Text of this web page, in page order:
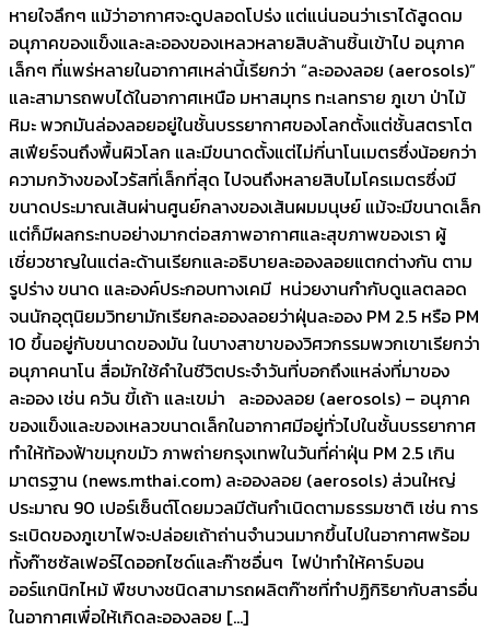
หายใจลึกๆ แม้ว่าอากาศจะดูปลอดโปร่ง แต่แน่นอนว่าเราได้สูดดม
อนุภาคของแข็งและละอองของเหลวหลายสิบล้านชิ้นเข้าไป อนุภาค
เล็กๆ ที่แพร่หลายในอากาศเหล่านี้เรียกว่า “ละอองลอย (aerosols)”
และสามารถพบได้ในอากาศเหนือ มหาสมุทร ทะเลทราย ภูเขา ป่าไม้
หิมะ พวกมันล่องลอยอยู่ในชั้นบรรยากาศของโลกตั้งแต่ชั้นสตราโต
สเฟียร์จนถึงพื้นผิวโลก และมีขนาดตั้งแต่ไม่กี่นาโนเมตรซึ่งน้อยกว่า
ความกว้างของไวรัสที่เล็กที่สุด ไปจนถึงหลายสิบไมโครเมตรซึ่งมี
ขนาดประมาณเส้นผ่านศูนย์กลางของเส้นผมมนุษย์ แม้จะมีขนาดเล็ก
แต่ก็มีผลกระทบอย่างมากต่อสภาพอากาศและสุขภาพของเรา ผู้
เชี่ยวชาญในแต่ละด้านเรียกและอธิบายละอองลอยแตกต่างกัน ตาม
รูปร่าง ขนาด และองค์ประกอบทางเคมี หน่วยงานกำกับดูแลตลอด
จนนักอุตุนิยมวิทยามักเรียกละอองลอยว่าฝุ่นละออง PM 2.5 หรือ PM
10 ขึ้นอยู่กับขนาดของมัน ในบางสาขาของวิศวกรรมพวกเขาเรียกว่า
อนุภาคนาโน สื่อมักใช้คำในชีวิตประจำวันที่บอกถึงแหล่งที่มาของ
ละออง เช่น ควัน ขี้เถ้า และเขม่า ละอองลอย (aerosols) – อนุภาค
ของแข็งและของเหลวขนาดเล็กในอากาศมีอยู่ทั่วไปในชั้นบรรยากาศ
ทำให้ท้องฟ้าขมุกขมัว ภาพถ่ายกรุงเทพในวันที่ค่าฝุ่น PM 2.5 เกิน
มาตรฐาน (news.mthai.com) ละอองลอย (aerosols) ส่วนใหญ่
ประมาณ 90 เปอร์เซ็นต์โดยมวลมีต้นกำเนิดตามธรรมชาติ เช่น การ
ระเบิดของภูเขาไฟจะปล่อยเถ้าถ่านจำนวนมากขึ้นไปในอากาศพร้อม
ทั้งก๊าซซัลเฟอร์ไดออกไซด์และก๊าซอื่นๆ ไฟป่าทำให้คาร์บอน
ออร์แกนิกไหม้ พืชบางชนิดสามารถผลิตก๊าซที่ทำปฏิกิริยากับสารอื่น
ในอากาศเพื่อให้เกิดละอองลอย […]